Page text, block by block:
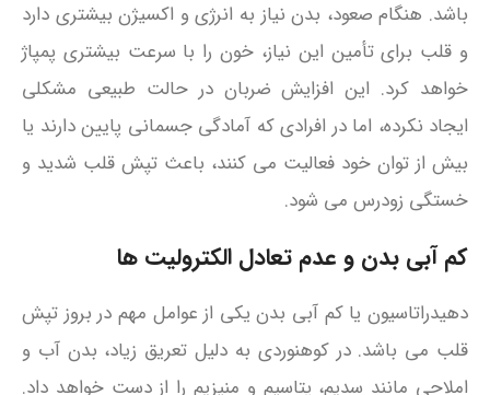
باشد. هنگام صعود، بدن نیاز به انرژی و اکسیژن بیشتری دارد
و قلب برای تأمین این نیاز، خون را با سرعت بیشتری پمپاژ
خواهد کرد. این افزایش ضربان در حالت طبیعی مشکلی
ایجاد نکرده، اما در افرادی که آمادگی جسمانی پایین دارند یا
بیش از توان خود فعالیت می‌ کنند، باعث تپش قلب شدید و
خستگی زودرس می شود.
کم‌ آبی بدن و عدم تعادل الکترولیت‌ ها
دهیدراتاسیون یا کم‌ آبی بدن یکی از عوامل مهم در بروز تپش
قلب می باشد. در کوهنوردی به دلیل تعریق زیاد، بدن آب و
املاحی مانند سدیم، پتاسیم و منیزیم را از دست خواهد داد.